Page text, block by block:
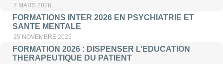
7 MARS 2026
FORMATIONS INTER 2026 EN PSYCHIATRIE ET
SANTE MENTALE
25 NOVEMBRE 2025
FORMATION 2026 : DISPENSER L’EDUCATION
THERAPEUTIQUE DU PATIENT